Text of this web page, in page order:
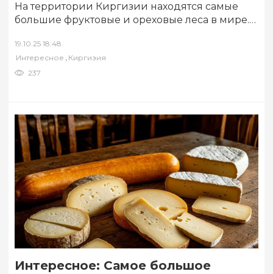
На территории Киргизии находятся самые
большие фруктовые и ореховые леса в мире.
Отмечается,…
19.10.25 18:48
Интересное , Киргизия
237
Интересное: Самое большое